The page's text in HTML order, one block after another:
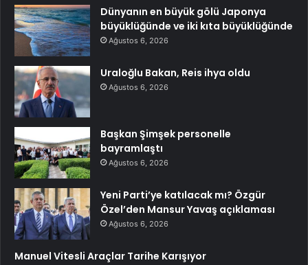
Dünyanın en büyük gölü Japonya
büyüklüğünde ve iki kıta büyüklüğünde
Ağustos 6, 2026
Uraloğlu Bakan, Reis ihya oldu
Ağustos 6, 2026
Başkan Şimşek personelle
bayramlaştı
Ağustos 6, 2026
Yeni Parti’ye katılacak mı? Özgür
Özel’den Mansur Yavaş açıklaması
Ağustos 6, 2026
Manuel Vitesli Araçlar Tarihe Karışıyor